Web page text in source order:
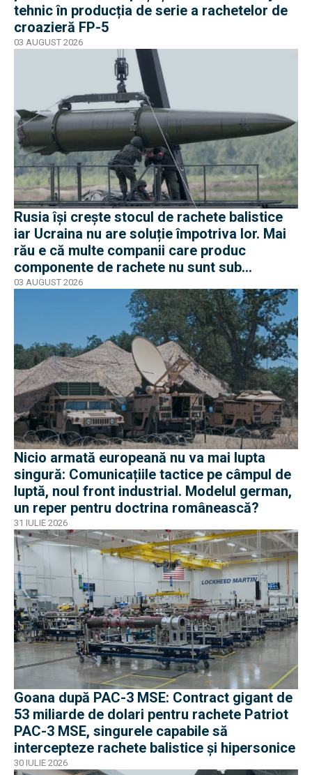
tehnic în producția de serie a rachetelor de
croazieră FP-5
03 AUGUST 2026
Rusia își crește stocul de rachete balistice
iar Ucraina nu are soluție împotriva lor. Mai
rău e că multe companii care produc
componente de rachete nu sunt sub
sancțiuni în Occident
03 AUGUST 2026
Nicio armată europeană nu va mai lupta
singură: Comunicațiile tactice pe câmpul de
luptă, noul front industrial. Modelul german,
un reper pentru doctrina românească?
31 IULIE 2026
Goana după PAC-3 MSE: Contract gigant de
53 miliarde de dolari pentru rachete Patriot
PAC-3 MSE, singurele capabile să
intercepteze rachete balistice și hipersonice
30 IULIE 2026